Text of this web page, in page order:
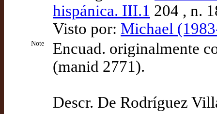
hispánica. III.1 204 , n.
Visto por: Michael
Note
Encuad. originalmente
(manid 2771).
Descr. De Rodríguez